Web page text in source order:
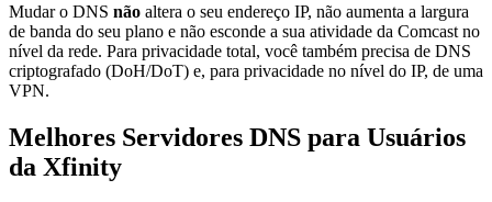
Mudar o DNS não altera o seu endereço IP, não aumenta a largura
de banda do seu plano e não esconde a sua atividade da Comcast no
nível da rede. Para privacidade total, você também precisa de DNS
criptografado (DoH/DoT) e, para privacidade no nível do IP, de uma
VPN.
Melhores Servidores DNS para Usuários
da Xfinity